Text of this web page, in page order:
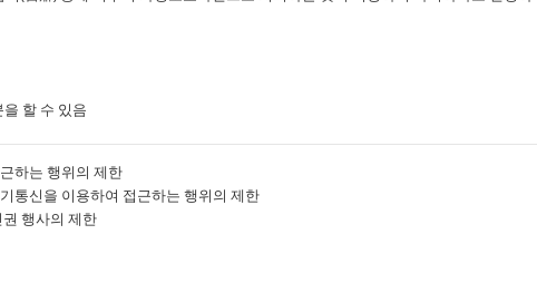
할 수 있음
하는 행위의 제한
통신을 이용하여 접근하는 행위의 제한
행사의 제한